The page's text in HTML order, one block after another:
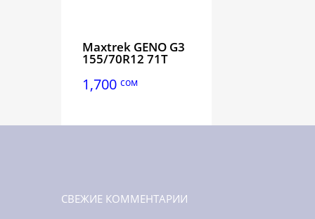
Maxtrek GENO G3
155/70R12 71T
1,700 сом
СВЕЖИЕ КОММЕНТАРИИ